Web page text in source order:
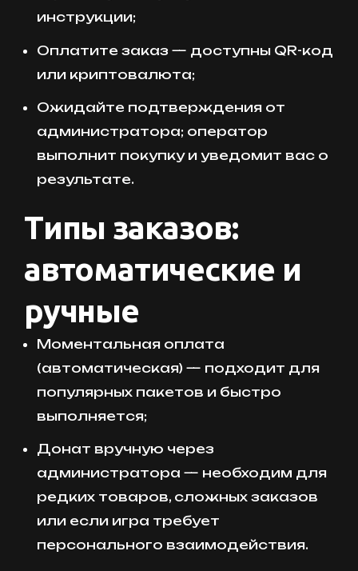
инструкции;
Оплатите заказ — доступны QR-код
или криптовалюта;
Ожидайте подтверждения от
администратора; оператор
выполнит покупку и уведомит вас о
результате.
Типы заказов:
автоматические и
ручные
Моментальная оплата
(автоматическая) — подходит для
популярных пакетов и быстро
выполняется;
Донат вручную через
администратора — необходим для
редких товаров, сложных заказов
или если игра требует
персонального взаимодействия.